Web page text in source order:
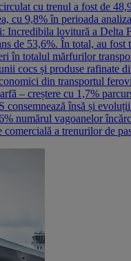
cu trenul a fost de
cu 9,8% în perioada
lovitură a Delta
de 53,6%. În total, au
în totalul mărfurilor
cocs și produse
din transportul
– creștere cu 1,7%
însă și
numărul vagoanelor
a trenurilor de